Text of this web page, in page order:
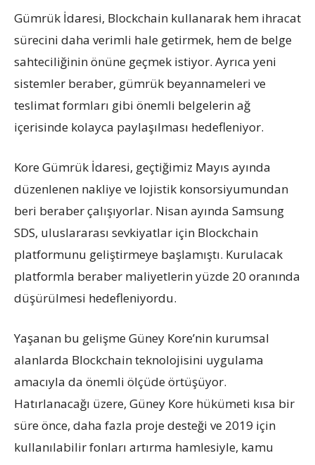
Gümrük İdaresi, Blockchain kullanarak hem ihracat
sürecini daha verimli hale getirmek, hem de belge
sahteciliğinin önüne geçmek istiyor. Ayrıca yeni
sistemler beraber, gümrük beyannameleri ve
teslimat formları gibi önemli belgelerin ağ
içerisinde kolayca paylaşılması hedefleniyor.
Kore Gümrük İdaresi, geçtiğimiz Mayıs ayında
düzenlenen nakliye ve lojistik konsorsiyumundan
beri beraber çalışıyorlar. Nisan ayında Samsung
SDS, uluslararası sevkiyatlar için Blockchain
platformunu geliştirmeye başlamıştı. Kurulacak
platformla beraber maliyetlerin yüzde 20 oranında
düşürülmesi hedefleniyordu.
Yaşanan bu gelişme Güney Kore’nin kurumsal
alanlarda Blockchain teknolojisini uygulama
amacıyla da önemli ölçüde örtüşüyor.
Hatırlanacağı üzere, Güney Kore hükümeti kısa bir
süre önce, daha fazla proje desteği ve 2019 için
kullanılabilir fonları artırma hamlesiyle, kamu